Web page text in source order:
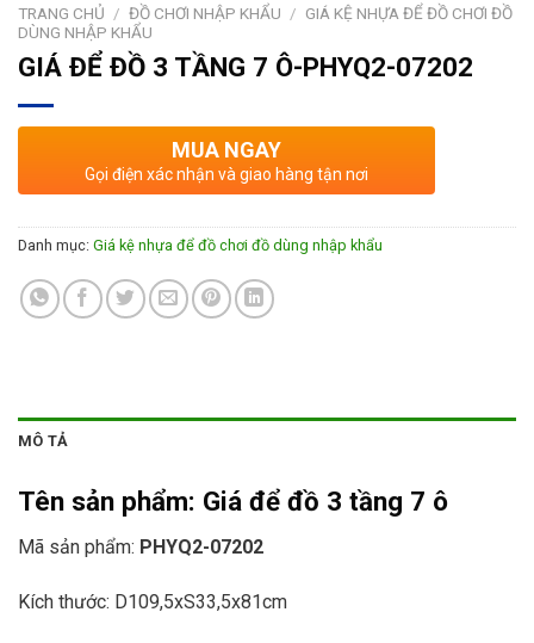
TRANG CHỦ / ĐỒ CHƠI NHẬP KHẨU / GIÁ KỆ NHỰA ĐỂ ĐỒ CHƠI ĐỒ
DÙNG NHẬP KHẨU
GIÁ ĐỂ ĐỒ 3 TẦNG 7 Ô-PHYQ2-07202
MUA NGAY
Gọi điện xác nhận và giao hàng tận nơi
Danh mục: Giá kệ nhựa để đồ chơi đồ dùng nhập khẩu
MÔ TẢ
Tên sản phẩm: Giá để đồ 3 tầng 7 ô
Mã sản phẩm: PHYQ2-07202
Kích thước: D109,5xS33,5x81cm